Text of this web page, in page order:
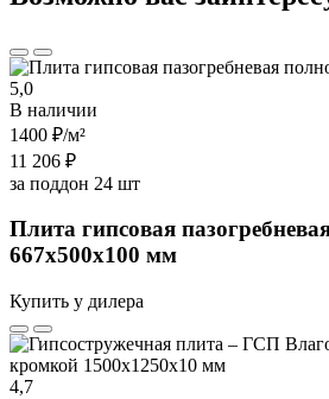
5,0
В наличии
1400 ₽/м²
11 206 ₽
за поддон 24 шт
Плита гипсовая
667х500х100 мм
Купить у дилера
4,7